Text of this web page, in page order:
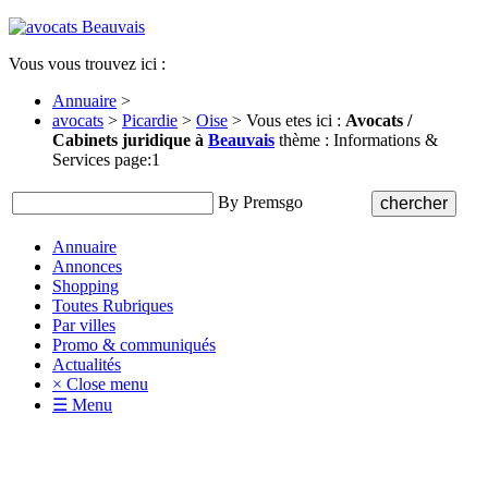
Vous vous trouvez ici :
Annuaire >
avocats > Picardie > Oise > Vous etes ici : Avocats /
Cabinets juridique à Beauvais thème : Informations &
Services page:1
By Premsgo
Annuaire
Annonces
Shopping
Toutes Rubriques
Par villes
Promo & communiqués
Actualités
× Close menu
☰ Menu